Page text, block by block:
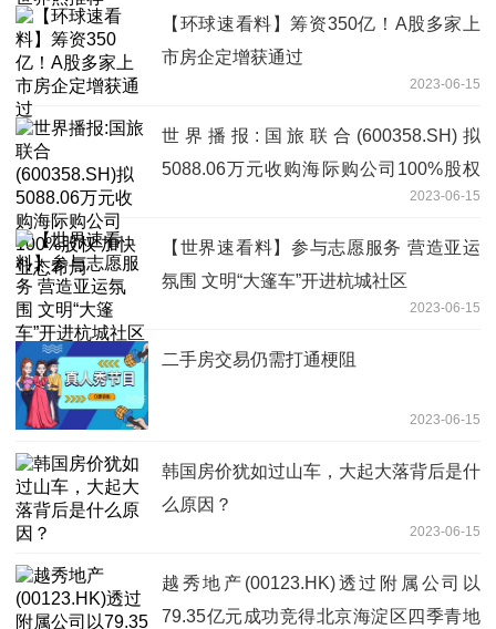
【环球速看料】筹资350亿！A股多家上
市房企定增获通过
2023-06-15
世界播报:国旅联合(600358.SH)拟
5088.06万元收购海际购公司100%股权
2023-06-15
【世界速看料】参与志愿服务 营造亚运
氛围 文明“大篷车”开进杭城社区
2023-06-15
二手房交易仍需打通梗阻
2023-06-15
韩国房价犹如过山车，大起大落背后是什
么原因？
2023-06-15
越秀地产(00123.HK)透过附属公司以
79.35亿元成功竞得北京海淀区四季青地